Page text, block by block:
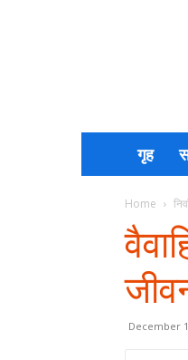
गृह
Home
December